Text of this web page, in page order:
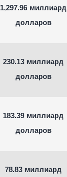
1,297.96 миллиард
долларов
230.13 миллиард
долларов
183.39 миллиард
долларов
78.83 миллиард